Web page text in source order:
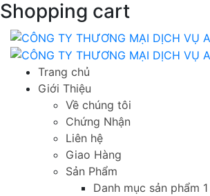
Shopping cart
Trang chủ
Giới Thiệu
Về chúng tôi
Chứng Nhận
Liên hệ
Giao Hàng
Sản Phẩm
Danh mục sản phẩm 1